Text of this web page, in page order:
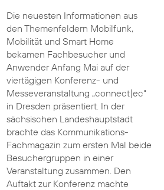
Die neuesten Informationen aus
den Themenfeldern Mobilfunk,
Mobilität und Smart Home
bekamen Fachbesucher und
Anwender Anfang Mai auf der
viertägigen Konferenz- und
Messeveranstaltung „connect|ec“
in Dresden präsentiert. In der
sächsischen Landeshauptstadt
brachte das Kommunikations-
Fachmagazin zum ersten Mal beide
Besuchergruppen in einer
Veranstaltung zusammen. Den
Auftakt zur Konferenz machte